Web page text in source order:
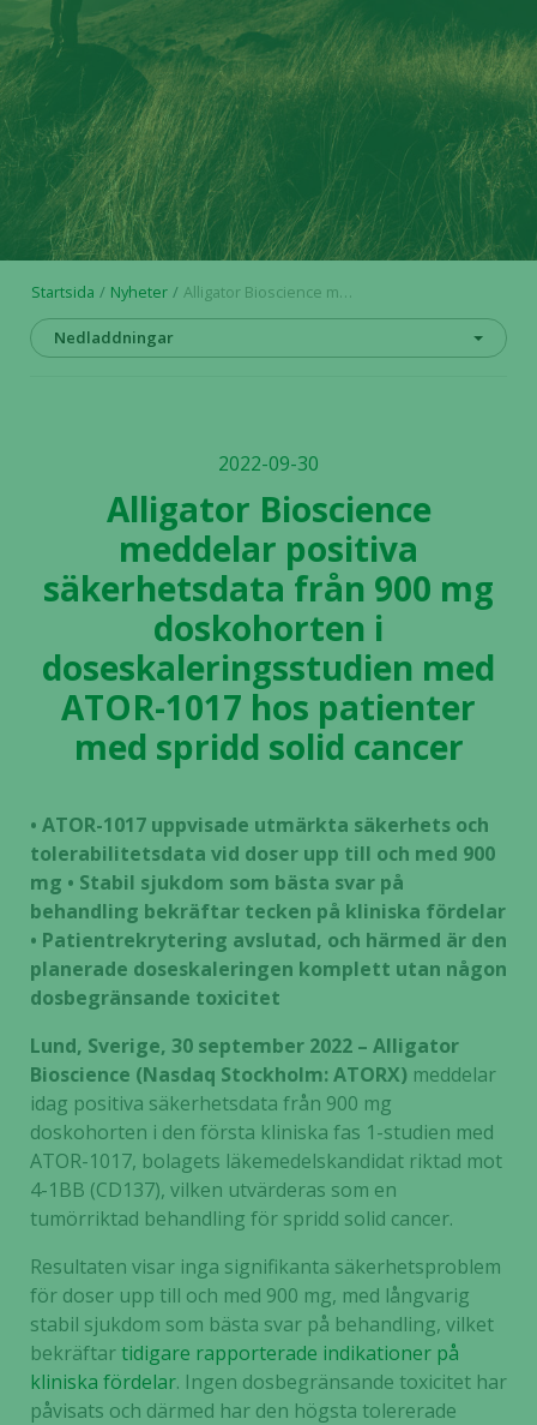
Startsida Nyheter Alligator Bioscience meddelar positiva säkerhetsdata från 900 mg doskohorten i doseskaleringsstudien med ATOR-1017 hos patienter med spridd solid cancer
Nedladdningar
2022-09-30
Alligator Bioscience
meddelar positiva
säkerhetsdata från 900 mg
doskohorten i
doseskaleringsstudien med
ATOR-1017 hos patienter
med spridd solid cancer
• ATOR-1017 uppvisade utmärkta säkerhets och
tolerabilitetsdata vid doser upp till och med 900
mg • Stabil sjukdom som bästa svar på
behandling bekräftar tecken på kliniska fördelar
• Patientrekrytering avslutad, och härmed är den
planerade doseskaleringen komplett utan någon
dosbegränsande toxicitet
Lund, Sverige, 30 september 2022 – Alligator
Bioscience (Nasdaq Stockholm: ATORX) meddelar
idag positiva säkerhetsdata från 900 mg
doskohorten i den första kliniska fas 1-studien med
ATOR-1017, bolagets läkemedelskandidat riktad mot
4-1BB (CD137), vilken utvärderas som en
tumörriktad behandling för spridd solid cancer.
Resultaten visar inga signifikanta säkerhetsproblem
för doser upp till och med 900 mg, med långvarig
stabil sjukdom som bästa svar på behandling, vilket
bekräftartidigare rapporterade indikationer på
kliniska fördelar. Ingen dosbegränsande toxicitet har
påvisats och därmed har den högsta tolererade